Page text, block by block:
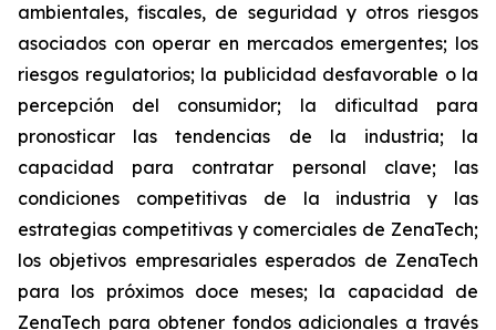
ambientales, fiscales, de seguridad y otros riesgos
asociados con operar en mercados emergentes; los
riesgos regulatorios; la publicidad desfavorable o la
percepción del consumidor; la dificultad para
pronosticar las tendencias de la industria; la
capacidad para contratar personal clave; las
condiciones competitivas de la industria y las
estrategias competitivas y comerciales de ZenaTech;
los objetivos empresariales esperados de ZenaTech
para los próximos doce meses; la capacidad de
ZenaTech para obtener fondos adicionales a través